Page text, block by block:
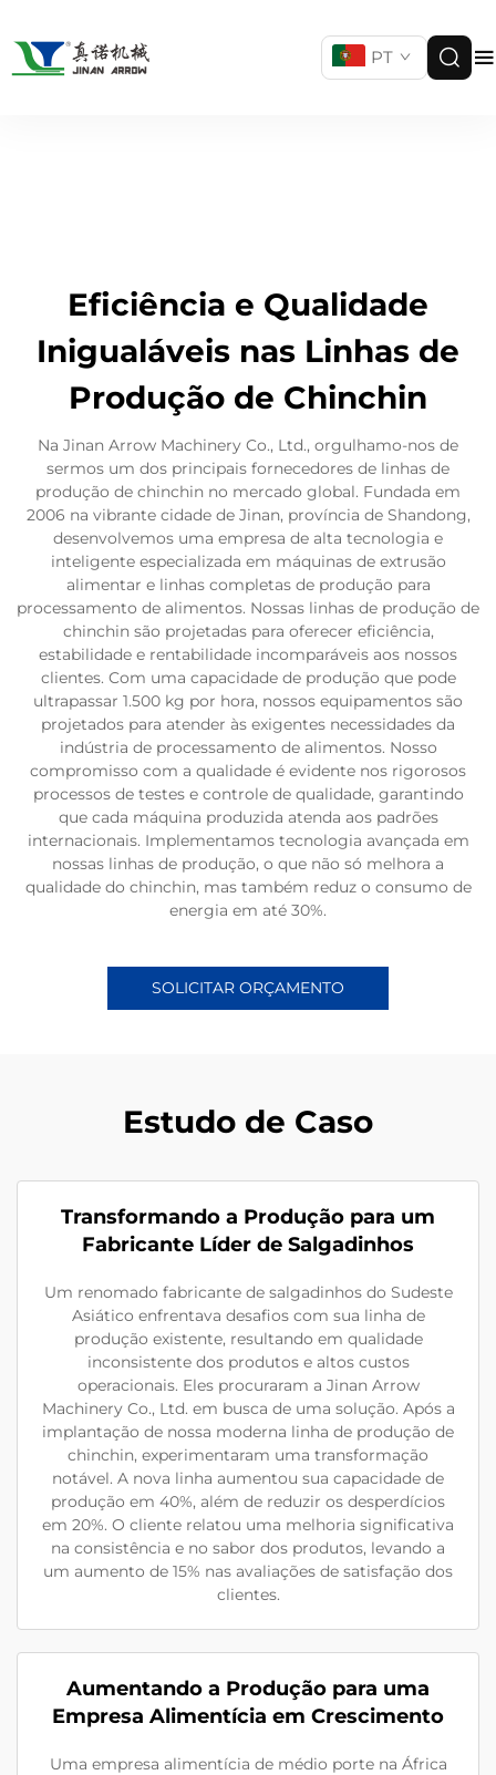
PT
Eficiência e Qualidade
Inigualáveis nas Linhas de
Produção de Chinchin
Na Jinan Arrow Machinery Co., Ltd., orgulhamo-nos de
sermos um dos principais fornecedores de linhas de
produção de chinchin no mercado global. Fundada em
2006 na vibrante cidade de Jinan, província de Shandong,
desenvolvemos uma empresa de alta tecnologia e
inteligente especializada em máquinas de extrusão
alimentar e linhas completas de produção para
processamento de alimentos. Nossas linhas de produção de
chinchin são projetadas para oferecer eficiência,
estabilidade e rentabilidade incomparáveis aos nossos
clientes. Com uma capacidade de produção que pode
ultrapassar 1.500 kg por hora, nossos equipamentos são
projetados para atender às exigentes necessidades da
indústria de processamento de alimentos. Nosso
compromisso com a qualidade é evidente nos rigorosos
processos de testes e controle de qualidade, garantindo
que cada máquina produzida atenda aos padrões
internacionais. Implementamos tecnologia avançada em
nossas linhas de produção, o que não só melhora a
qualidade do chinchin, mas também reduz o consumo de
energia em até 30%.
SOLICITAR ORÇAMENTO
Estudo de Caso
Transformando a Produção para um
Fabricante Líder de Salgadinhos
Um renomado fabricante de salgadinhos do Sudeste
Asiático enfrentava desafios com sua linha de
produção existente, resultando em qualidade
inconsistente dos produtos e altos custos
operacionais. Eles procuraram a Jinan Arrow
Machinery Co., Ltd. em busca de uma solução. Após a
implantação de nossa moderna linha de produção de
chinchin, experimentaram uma transformação
notável. A nova linha aumentou sua capacidade de
produção em 40%, além de reduzir os desperdícios
em 20%. O cliente relatou uma melhoria significativa
na consistência e no sabor dos produtos, levando a
um aumento de 15% nas avaliações de satisfação dos
clientes.
Aumentando a Produção para uma
Empresa Alimentícia em Crescimento
Uma empresa alimentícia de médio porte na África